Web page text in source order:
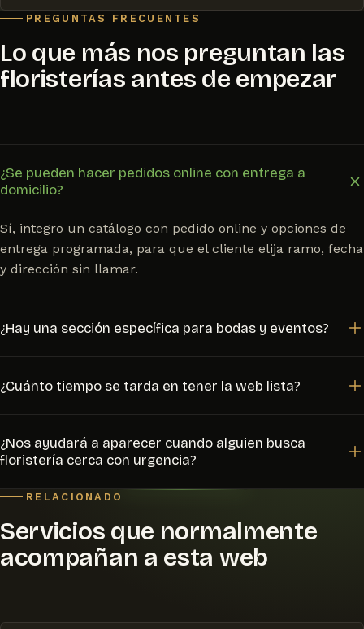
PREGUNTAS FRECUENTES
Lo que más nos preguntan las
floristerías antes de empezar
¿Se pueden hacer pedidos online con entrega a
domicilio?
Sí, integro un catálogo con pedido online y opciones de
entrega programada, para que el cliente elija ramo, fecha
y dirección sin llamar.
¿Hay una sección específica para bodas y eventos?
decoración floral para bodas, comuniones y otros
¿Cuánto tiempo se tarda en tener la web lista?
fotografías y la información de la floristería, con
revisiones incluidas hasta que estés conforme.
¿Nos ayudará a aparecer cuando alguien busca
floristería cerca con urgencia?
Sí, trabajo el SEO local desde el inicio: ficha de Google
Negocio, contenido orientado a tu zona y estructura
técnica para que Google entienda y posicione tu
floristería.
RELACIONADO
Servicios que normalmente
acompañan a esta web